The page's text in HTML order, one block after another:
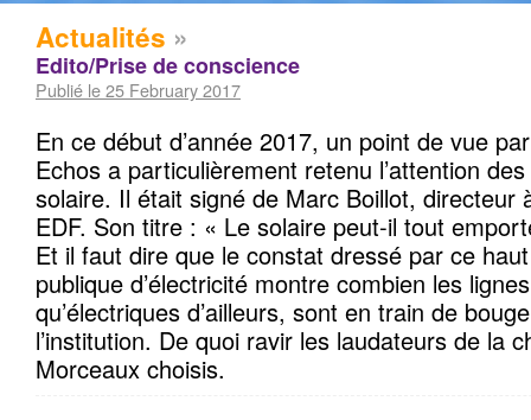
Actualités »
Edito/Prise de conscience
Publié le 25 February 2017
En ce début d’année 2017, un point de vue
Echos a particulièrement retenu l’attention
solaire. Il était signé de Marc Boillot, directeur
EDF. Son titre : « Le solaire peut-il tout
Et il faut dire que le constat dressé par ce
publique d’électricité montre combien les
qu’électriques d’ailleurs, sont en train de
l’institution. De quoi ravir les laudateurs de la
Morceaux choisis.